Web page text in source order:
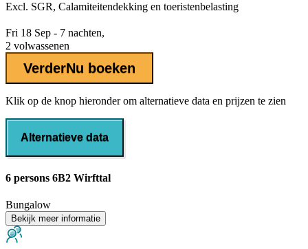
Excl. SGR, Calamiteitendekking en toeristenbelasting
Fri 18 Sep - 7 nachten,
2 volwassenen
VerderNu boeken
Klik op de knop hieronder om alternatieve data en prijzen te zien
Alternatieve data
6 persons 6B2 Wirfttal
Bungalow
Bekijk meer informatie